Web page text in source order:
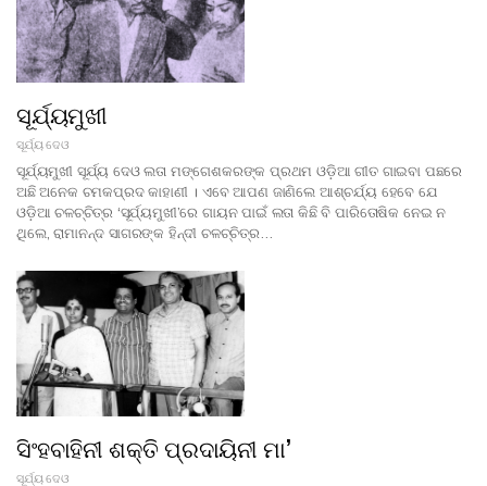
ସୂର୍ଯ୍ୟମୁଖୀ
ସୂର୍ଯ୍ୟ ଦେଓ
ସୂର୍ଯ୍ୟମୁଖୀ ସୂର୍ଯ୍ୟ ଦେଓ ଲତା ମଙ୍ଗେଶକରଙ୍କ ପ୍ରଥମ ଓଡ଼ିଆ ଗୀତ ଗାଇବା ପଛରେ
ଅଛି ଅନେକ ଚମକପ୍ରଦ କାହାଣୀ । ଏବେ ଆପଣ ଜାଣିଲେ ଆଶ୍ଚର୍ଯ୍ୟ ହେବେ ଯେ
ଓଡ଼ିଆ ଚଳଚ୍ଚିତ୍ର ‘ସୂର୍ଯ୍ୟମୁଖୀ’ରେ ଗାୟନ ପାଇଁ ଲତା କିଛି ବି ପାରିତୋଷିକ ନେଇ ନ
ଥିଲେ, ରାମାନନ୍ଦ ସାଗରଙ୍କ ହିନ୍ଦୀ ଚଳଚ୍ଚିତ୍ର…
ସିଂହବାହିନୀ ଶକ୍ତି ପ୍ରଦାୟିନୀ ମା’
ସୂର୍ଯ୍ୟ ଦେଓ